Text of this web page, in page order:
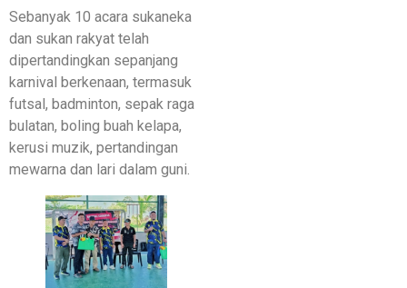
Sebanyak 10 acara sukaneka
dan sukan rakyat telah
dipertandingkan sepanjang
karnival berkenaan, termasuk
futsal, badminton, sepak raga
bulatan, boling buah kelapa,
kerusi muzik, pertandingan
mewarna dan lari dalam guni.